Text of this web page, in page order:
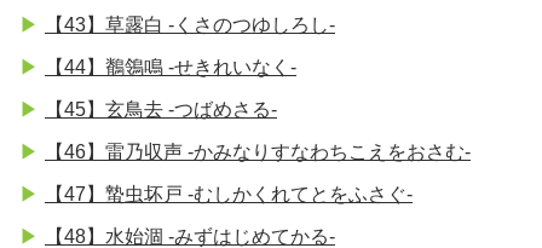
【43】草露白 -くさのつゆしろし-
【44】鶺鴒鳴 -せきれいなく-
【45】玄鳥去 -つばめさる-
【46】雷乃収声 -かみなりすなわちこえをおさむ-
【47】蟄虫坏戸 -むしかくれてとをふさぐ-
【48】水始涸 -みずはじめてかる-